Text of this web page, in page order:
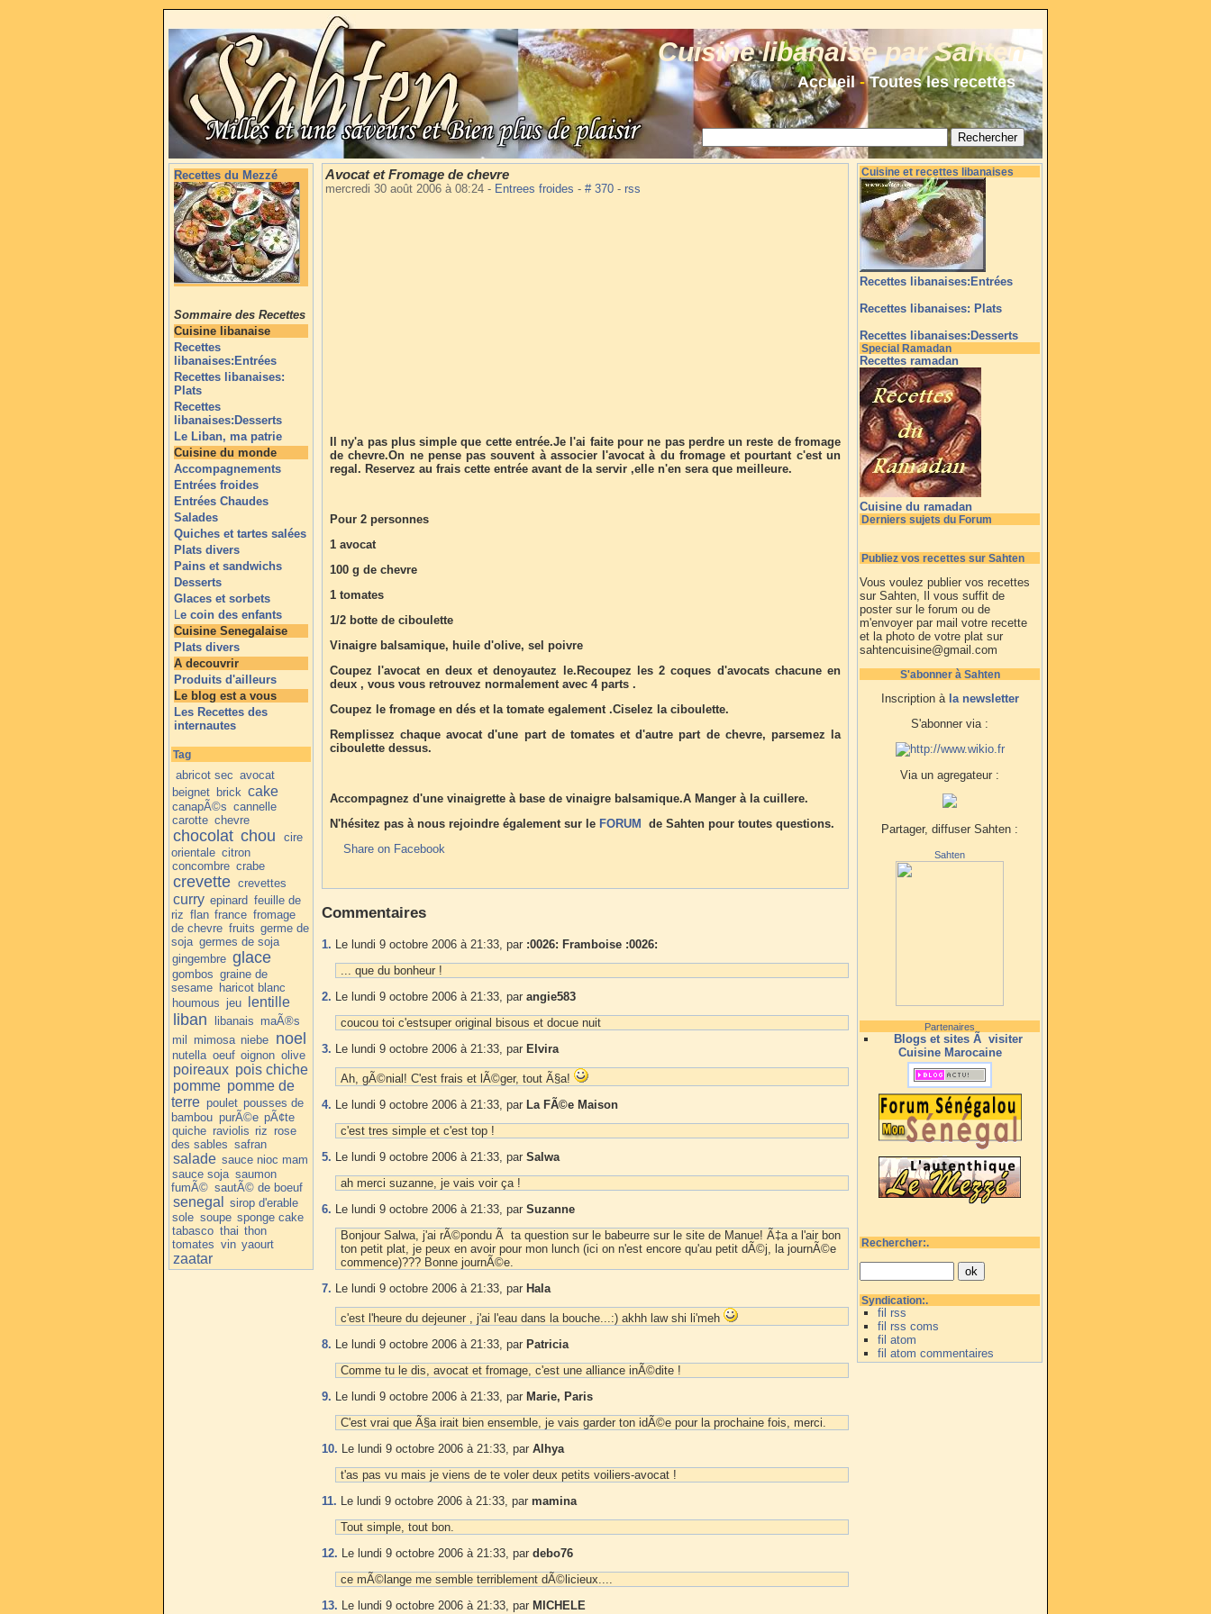
Cuisine libanaise par Sahten
Accueil-Toutes les recettes
Recettes du Mezzé
Sommaire des Recettes
Cuisine libanaise
Recettes
libanaises:Entrées
Recettes libanaises:
Plats
Recettes
libanaises:Desserts
Le Liban, ma patrie
Cuisine du monde
Accompagnements
Entrées froides
Entrées Chaudes
Salades
Quiches et tartes salées
Plats divers
Pains et sandwichs
Desserts
Glaces et sorbets
Le coin des enfants
Cuisine Senegalaise
Plats divers
A decouvrir
Produits d'ailleurs
Le blog est a vous
Les Recettes des
internautes
Tag
abricot sec avocat
beignet brick cake
canapÃ©s cannelle
carotte chevre
chocolat chou
cire
orientale citron
concombre crabe
crevette crevettes
curry epinard feuille de
riz flan france fromage
de chevre fruits germe de
soja germes de soja
gingembre glace
gombos graine de
sesame haricot blanc
houmous jeu lentille
liban libanais maÃ®s
mil mimosa niebe noel
nutella oeuf oignon olive
poireaux pois chiche
pomme pomme de
terre poulet pousses de
bambou purÃ©e pÃ¢te
quiche raviolis riz rose
des sables safran
salade sauce nioc mam
sauce soja saumon
fumÃ© sautÃ© de boeuf
senegal
sirop d'erable
sole soupe sponge cake
tabasco thai thon
tomates vin yaourt
zaatar
Avocat et Fromage de chevre
mercredi 30 août 2006 à 08:24 - Entrees froides - # 370 - rss
Il ny'a pas plus simple que cette entrée.Je l'ai faite pour ne pas perdre un reste de fromage
de chevre.On ne pense pas souvent à associer l'avocat à du fromage et pourtant c'est un
regal. Reservez au frais cette entrée avant de la servir ,elle n'en sera que meilleure.
Pour 2 personnes
1 avocat
100 g de chevre
1 tomates
1/2 botte de ciboulette
Vinaigre balsamique, huile d'olive, sel poivre
Coupez l'avocat en deux et denoyautez le.Recoupez les 2 coques d'avocats chacune en
deux , vous vous retrouvez normalement avec 4 parts .
Coupez le fromage en dés et la tomate egalement .Ciselez la ciboulette.
Remplissez chaque avocat d'une part de tomates et d'autre part de chevre, parsemez la
ciboulette dessus.
Accompagnez d'une vinaigrette à base de vinaigre balsamique.A Manger à la cuillere.
N'hésitez pas à nous rejoindre également sur le FORUM
de Sahten pour toutes questions.
Share on Facebook
Commentaires
1. Le lundi 9 octobre 2006 à 21:33, par :0026: Framboise :0026:
... que du bonheur !
2. Le lundi 9 octobre 2006 à 21:33, par angie583
coucou toi c'estsuper original bisous et docue nuit
3. Le lundi 9 octobre 2006 à 21:33, par Elvira
Ah, gÃ©nial! C'est frais et lÃ©ger, tout Ã§a!
4. Le lundi 9 octobre 2006 à 21:33, par La FÃ©e Maison
c'est tres simple et c'est top !
5. Le lundi 9 octobre 2006 à 21:33, par Salwa
ah merci suzanne, je vais voir ça !
6. Le lundi 9 octobre 2006 à 21:33, par Suzanne
Bonjour Salwa, j'ai rÃ©pondu Ã ta question sur le babeurre sur le site de Manue! Ã‡a a l'air bon
ton petit plat, je peux en avoir pour mon lunch (ici on n'est encore qu'au petit dÃ©j, la journÃ©e
commence)??? Bonne journÃ©e.
7. Le lundi 9 octobre 2006 à 21:33, par Hala
c'est l'heure du dejeuner , j'ai l'eau dans la bouche...:) akhh law shi li'meh
8. Le lundi 9 octobre 2006 à 21:33, par Patricia
Comme tu le dis, avocat et fromage, c'est une alliance inÃ©dite !
9. Le lundi 9 octobre 2006 à 21:33, par Marie, Paris
C'est vrai que Ã§a irait bien ensemble, je vais garder ton idÃ©e pour la prochaine fois, merci.
10. Le lundi 9 octobre 2006 à 21:33, par Alhya
t'as pas vu mais je viens de te voler deux petits voiliers-avocat !
11. Le lundi 9 octobre 2006 à 21:33, par mamina
Tout simple, tout bon.
12. Le lundi 9 octobre 2006 à 21:33, par debo76
ce mÃ©lange me semble terriblement dÃ©licieux....
13. Le lundi 9 octobre 2006 à 21:33, par MICHELE
Cuisine et recettes libanaises
Recettes libanaises:Entrées
Recettes libanaises: Plats
Recettes libanaises:Desserts
Special Ramadan
Recettes ramadan
Cuisine du ramadan
Derniers sujets du Forum
Publiez vos recettes sur Sahten
Vous voulez publier vos recettes
sur Sahten, Il vous suffit de
poster sur le forum ou de
m'envoyer par mail votre recette
et la photo de votre plat sur
sahtencuisine@gmail.com
S'abonner à Sahten
Inscription à la newsletter
S'abonner via :
Via un agregateur :
Partager, diffuser Sahten :
Sahten
Partenaires
Blogs et sites Ã visiter
Cuisine Marocaine
Rechercher:.
Syndication:.
fil rss
fil rss coms
fil atom
fil atom commentaires